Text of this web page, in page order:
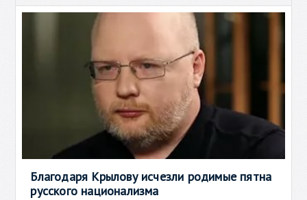
Благодаря Крылову исчезли родимые пятна
русского национализма